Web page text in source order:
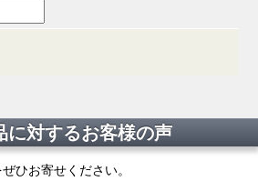
に対するお客様の声
ひお寄せください。